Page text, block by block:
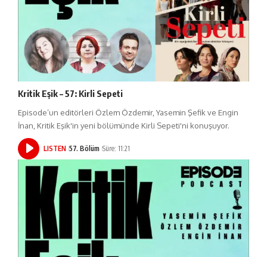
Kritik Eşik – 57: Kirli Sepeti
Episode’un editörleri Özlem Özdemir, Yasemin Şefik ve Engin
İnan, Kritik Eşik'in yeni bölümünde Kirli Sepeti'ni konuşuyor.
LISTEN 57. Bölüm Süre: 11:21